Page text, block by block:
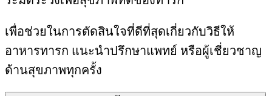
เพื่อช่วยในการตัดสินใจที่ดีที่สุดเกี่ยวกับวิธีให้
อาหารทารก แนะนำปรึกษาแพทย์ หรือผู้เชี่ยวชาญ
ด้านสุขภาพทุกครั้ง